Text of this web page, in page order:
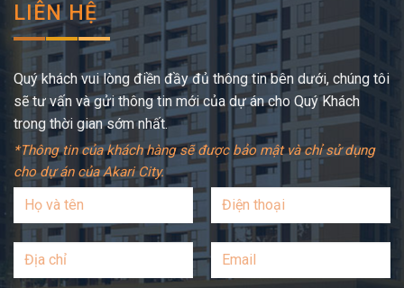
LIÊN HỆ
Quý khách vui lòng điền đầy đủ thông tin bên dưới, chúng tôi
sẽ tư vấn và gửi thông tin mới của dự án cho Quý Khách
trong thời gian sớm nhất.
*Thông tin của khách hàng sẽ được bảo mật và chỉ sử dụng
cho dự án của Akari City.